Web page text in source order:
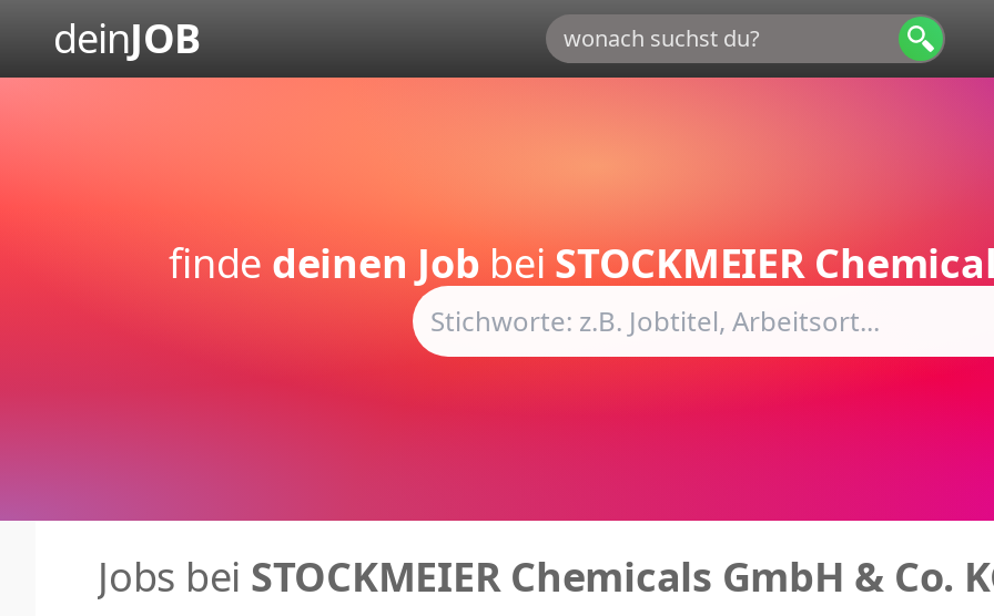
deinJOB
finde deinen Job bei STOCKMEIER
Jobs bei STOCKMEIER Chemicals GmbH & Co.